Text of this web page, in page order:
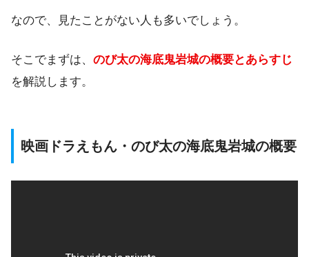
なので、見たことがない人も多いでしょう。
そこでまずは、 のび太の海底鬼岩城の概要とあらすじ
を解説します。
映画ドラえもん・のび太の海底鬼岩城の概要